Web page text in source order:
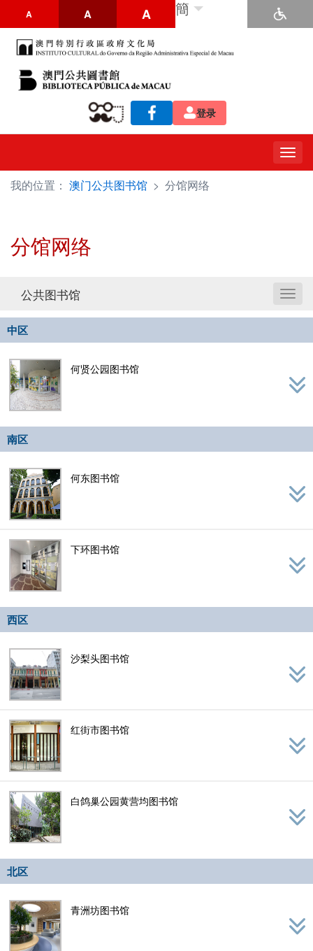
A A A 簡
登录
我的位置： 澳门公共图书馆 > 分馆网络
分馆网络
公共图书馆
中区
何贤公园图书馆
南区
何东图书馆
下环图书馆
西区
沙梨头图书馆
红街市图书馆
白鸽巢公园黄营均图书馆
北区
青洲坊图书馆